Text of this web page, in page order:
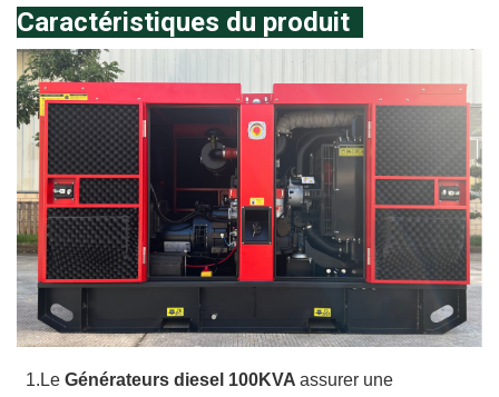
Caractéristiques du produit
1.LeGénérateurs diesel 100KVAassurer une